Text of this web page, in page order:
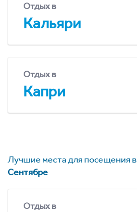
Отдых в
Кальяри
Отдых в
Капри
Лучшие места для посещения в
Сентябре
Отдых в